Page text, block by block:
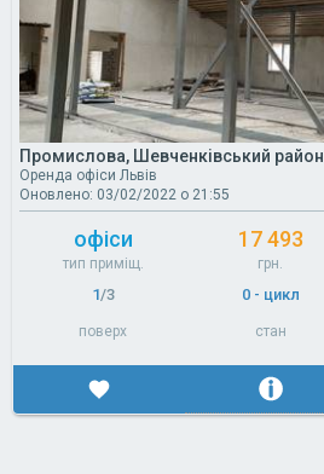
Промислова, Шевченківський район
Оренда офіси Львів
Оновлено: 03/02/2022 о 21:55
офіси
тип приміщ.
17 493
грн.
1/3
поверх
0 - цикл
стан